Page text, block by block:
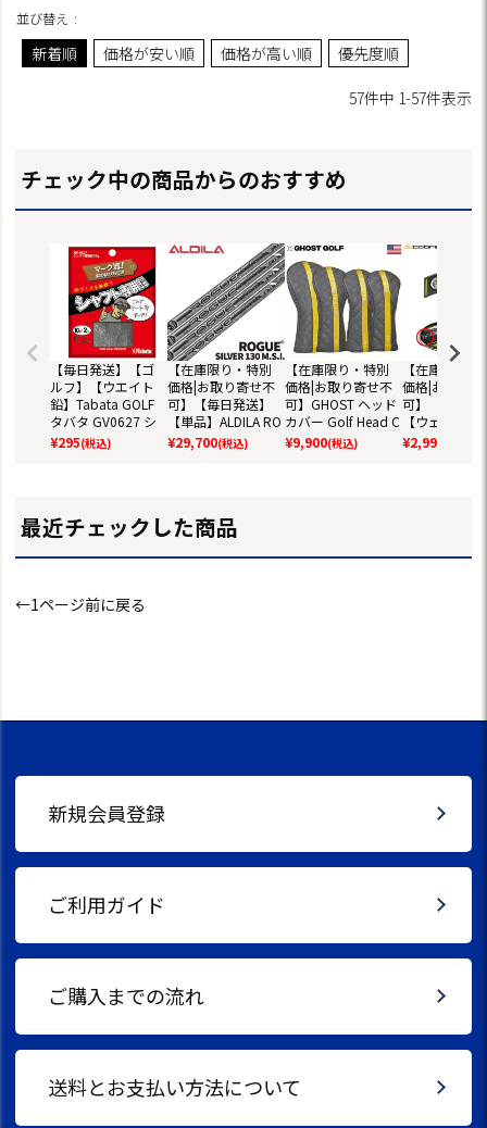
並び替え
新着順 価格が安い順 価格が高い順 優先度順
57件中 1-57件表示
チェック中の商品からのおすすめ
【毎日発送】【ゴ
ルフ】【ウエイト
鉛】Tabata GOLF
タバタ GV0627 シ
ャフト専用鉛 10g
¥295(税込)
【在庫限り・特別
価格|お取り寄せ不
可】【毎日発送】
【単品】ALDILA RO
GUE SILVER 130 M.
S.I ウッド用カーボ
バー【シャフト単
体】
¥29,700(税込)
【在庫限り・特別
価格|お取り寄せ不
可】GHOST ヘッド
カバー Golf Head C
over - MAVERICK ゴ
ースト ドライバー
¥9,900(税込)
【在庫限り・
価格|お取り寄
可】【毎日発
【ウェイト単
コブラ 2021
PEED 各種フ
¥2,990
最近チェックした商品
←1ページ前に戻る
新規会員登録
ご利用ガイド
ご購入までの流れ
送料とお支払い方法について